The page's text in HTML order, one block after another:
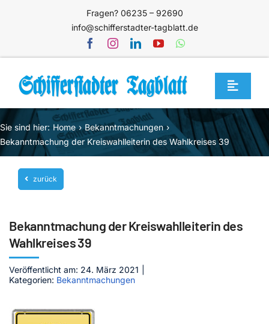
Fragen? 06235 – 92690
info@schifferstadter-tagblatt.de
Toggle
Home
Themen
Blog
Unternehmen
Mediathek
Jetzt abonnieren
Sie sind hier: Home
Bekanntmachungen
Bekanntmachung der Kreiswahlleiterin des Wahlkreises 39
zurück
Bekanntmachung der Kreiswahlleiterin des
Wahlkreises 39
Veröffentlicht am: 24. März 2021
Kategorien: Bekanntmachungen